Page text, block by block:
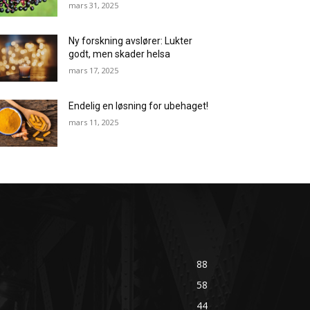
mars 31, 2025
Ny forskning avslører: Lukter
godt, men skader helsa
mars 17, 2025
Endelig en løsning for ubehaget!
mars 11, 2025
88
58
44